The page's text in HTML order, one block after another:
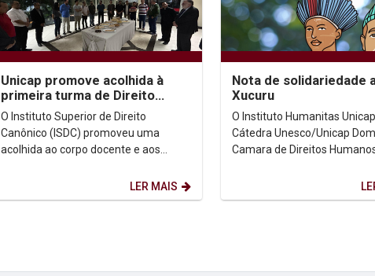
Unicap promove acolhida à
primeira turma de Direito
Canônico
O Instituto Superior de Direito
Canônico (ISDC) promoveu uma
acolhida ao corpo docente e aos
Mestrado em Direito Canônico. O...
LER MAIS
Nota de solidariedade
Xucuru
O Instituto Humanitas
Cátedra Unesco/Unicap
Camara de Direitos